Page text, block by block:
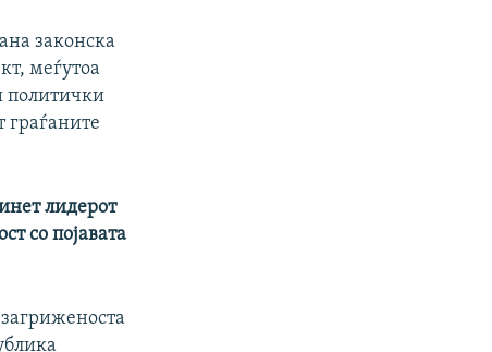
законска
меѓутоа
политички
граѓаните
лидерот
со појавата